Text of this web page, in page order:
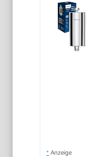
* Anzeige